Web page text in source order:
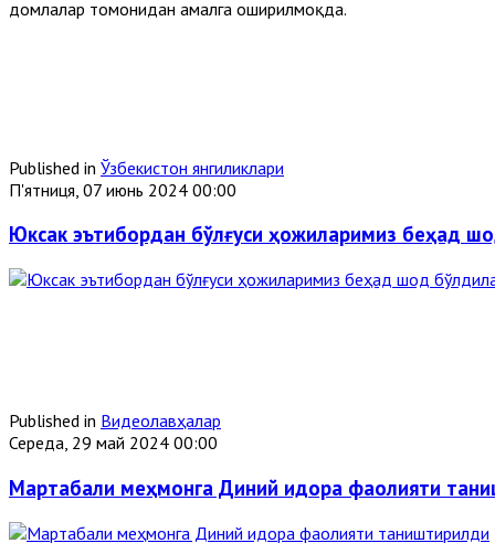
домлалар томонидан амалга оширилмоқда.
Published in Ўзбекистон янгиликлари
П'ятниця, 07 июнь 2024 00:00
Юксак эътибордан бўлғуси ҳожиларимиз беҳад
Published in Видеолавҳалар
Середа, 29 май 2024 00:00
Мартабали меҳмонга Диний идора фаолияти